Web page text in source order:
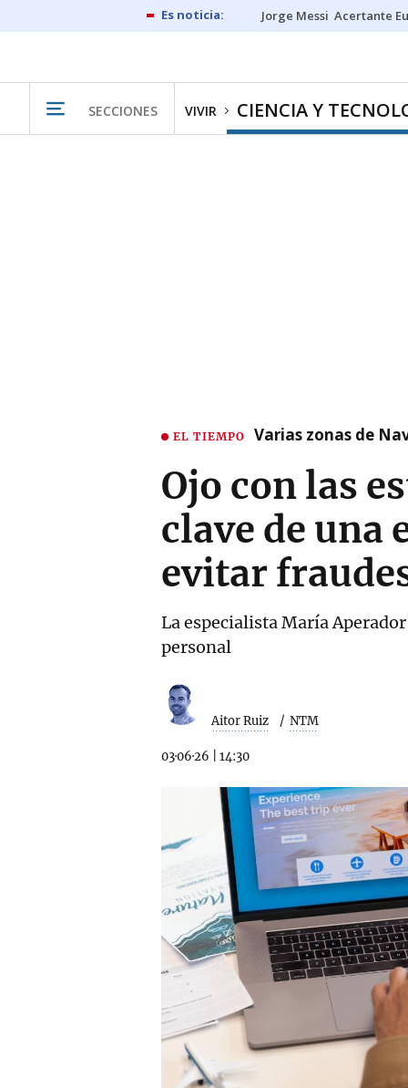
Jorge Messi Acertante
SECCIONES VIVIR CIENCIA Y
EL TIEMPO Varias zonas de
Ojo con las
clave de una
evitar
La especialista María
personal
Aitor Ruiz NTM
03·06·26 14:30